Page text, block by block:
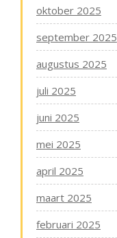
oktober 2025
september 2025
augustus 2025
juli 2025
juni 2025
mei 2025
april 2025
maart 2025
februari 2025